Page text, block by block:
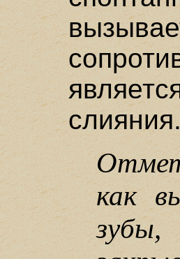
слияния.
как